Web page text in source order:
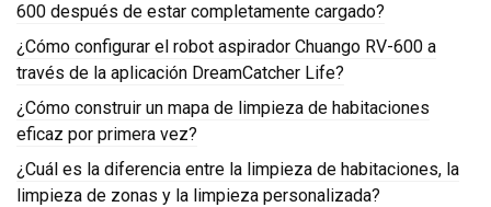
600 después de estar completamente cargado?
¿Cómo configurar el robot aspirador Chuango RV-600 a
través de la aplicación DreamCatcher Life?
¿Cómo construir un mapa de limpieza de habitaciones
eficaz por primera vez?
¿Cuál es la diferencia entre la limpieza de habitaciones, la
limpieza de zonas y la limpieza personalizada?